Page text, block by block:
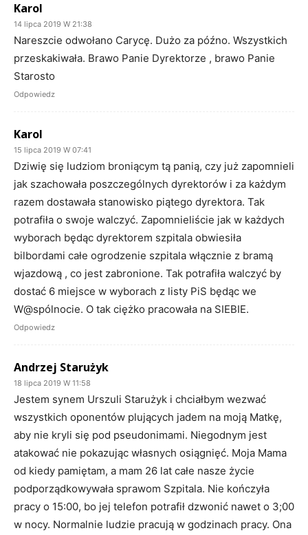
Karol
14 lipca 2019 W 21:38
Nareszcie odwołano Carycę. Dużo za późno. Wszystkich
przeskakiwała. Brawo Panie Dyrektorze , brawo Panie
Starosto
Odpowiedz
Karol
15 lipca 2019 W 07:41
Dziwię się ludziom broniącym tą panią, czy już zapomnieli
jak szachowała poszczególnych dyrektorów i za każdym
razem dostawała stanowisko piątego dyrektora. Tak
potrafiła o swoje walczyć. Zapomnieliście jak w każdych
wyborach będąc dyrektorem szpitala obwiesiła
bilbordami całe ogrodzenie szpitala włącznie z bramą
wjazdową , co jest zabronione. Tak potrafiła walczyć by
dostać 6 miejsce w wyborach z listy PiS będąc we
W@spólnocie. O tak ciężko pracowała na SIEBIE.
Odpowiedz
Andrzej Starużyk
18 lipca 2019 W 11:58
Jestem synem Urszuli Starużyk i chciałbym wezwać
wszystkich oponentów plujących jadem na moją Matkę,
aby nie kryli się pod pseudonimami. Niegodnym jest
atakować nie pokazując własnych osiągnięć. Moja Mama
od kiedy pamiętam, a mam 26 lat całe nasze życie
podporządkowywała sprawom Szpitala. Nie kończyła
pracy o 15:00, bo jej telefon potrafił dzwonić nawet o 3;00
w nocy. Normalnie ludzie pracują w godzinach pracy. Ona